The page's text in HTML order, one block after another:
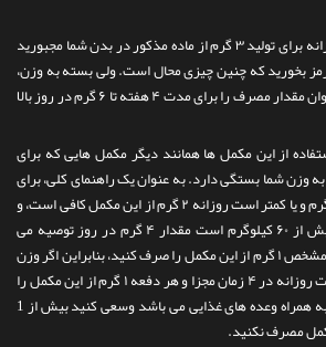
به گفته محققان مصرف روزانه برای تولید ۳ گرم از ماده مذکور در بدن شما مجبورید
گوشت قرمز بخورید که چنین چیزی محال است. ولی بسته به وزن،
سابقه تمرینی و تغذیه می توان مقدار مصرف را برای مدت ۴ هفته تا ۶ گرم در روز بالا
از این مکمل ها همانند دیگر مکمل هایی که برای
وزن شما بستگی دارد. به عنوان یک راهنمای کلی، برای
افرادی که وزن آنها ۶۰ کیلوگرم و یا کمتر است روزانه ۲ گرم از این مکمل کافی است، و
برای افرادی که وزن آنها بیش از ۶۰ کیلوگرم است مقدار ۴ گرم در روز توصیه می
شود. شما باید در یک زمان مشخص ۱ گرم از این مکمل را صرف کنید، بنابراین اگر وزن
شما بیش از ۶۰ کیلوگرم است روزانه در ۴ زمان مجزا و هر دفعه ۱ گرم از این مکمل را
استفاده کنید.جذب HMB به همراه وعده های غذایی می باشد وسعی کنید بیش از 1
مصرف نکنید.